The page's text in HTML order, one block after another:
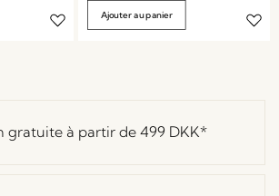
Ajouter au panier
gratuite à partir de 499 DKK*